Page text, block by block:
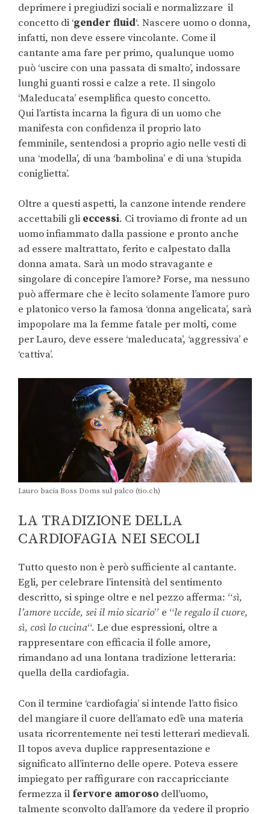
deprimere i pregiudizi sociali e normalizzare il
concetto di ‘gender fluid‘. Nascere uomo o donna,
infatti, non deve essere vincolante. Come il
cantante ama fare per primo, qualunque uomo
può ‘uscire con una passata di smalto’, indossare
lunghi guanti rossi e calze a rete. Il singolo
‘Maleducata’ esemplifica questo concetto.
Qui l’artista incarna la figura di un uomo che
manifesta con confidenza il proprio lato
femminile, sentendosi a proprio agio nelle vesti di
una ‘modella’, di una ‘bambolina’ e di una ‘stupida
coniglietta’.
Oltre a questi aspetti, la canzone intende rendere
accettabili gli eccessi. Ci troviamo di fronte ad un
uomo infiammato dalla passione e pronto anche
ad essere maltrattato, ferito e calpestato dalla
donna amata. Sarà un modo stravagante e
singolare di concepire l’amore? Forse, ma nessuno
può affermare che è lecito solamente l’amore puro
e platonico verso la famosa ‘donna angelicata’, sarà
impopolare ma la femme fatale per molti, come
per Lauro, deve essere ‘maleducata’, ‘aggressiva’ e
‘cattiva’.
Lauro bacia Boss Doms sul palco (tio.ch)
LA TRADIZIONE DELLA
CARDIOFAGIA NEI SECOLI
Tutto questo non è però sufficiente al cantante.
Egli, per celebrare l’intensità del sentimento
descritto, si spinge oltre e nel pezzo afferma: “sì,
l’amore uccide, sei il mio sicario” e “le regalo il cuore,
sì, così lo cucina“. Le due espressioni, oltre a
rappresentare con efficacia il folle amore,
rimandano ad una lontana tradizione letteraria:
quella della cardiofagia.
Con il termine ‘cardiofagia’ si intende l’atto fisico
del mangiare il cuore dell’amato ed’è una materia
usata ricorrentemente nei testi letterari medievali.
Il topos aveva duplice rappresentazione e
significato all’interno delle opere. Poteva essere
impiegato per raffigurare con raccapricciante
fermezza il fervore amoroso dell’uomo,
talmente sconvolto dall’amore da vedere il proprio